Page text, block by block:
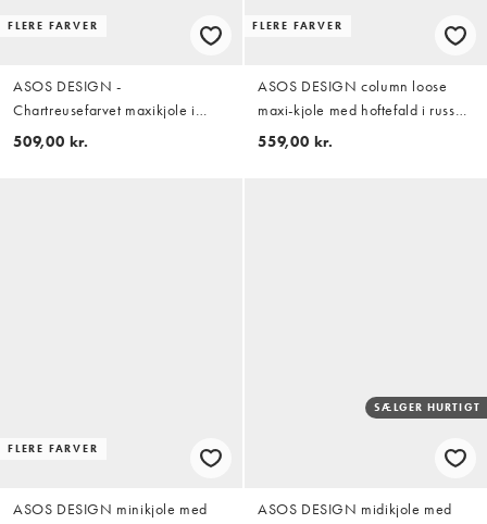
FLERE FARVER
ASOS DESIGN -
Chartreusefarvet maxikjole i
satin med høj hals og flagrende
509,00 kr.
FLERE FARVER
ASOS DESIGN column loose
maxi-kjole med hoftefald i russet
brown
559,00 kr.
FLERE FARVER
ASOS DESIGN minikjole med
SÆLGER HURTIGT
ASOS DESIGN midikjole med